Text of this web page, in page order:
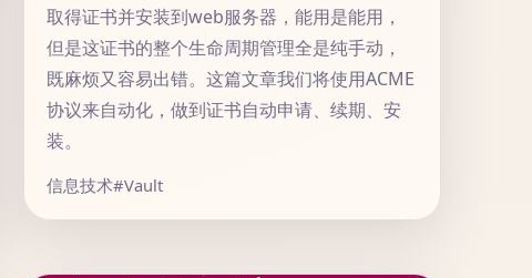
取得证书并安装到web服务器，能用是能用，
但是这证书的整个生命周期管理全是纯手动，
既麻烦又容易出错。这篇文章我们将使用ACME
协议来自动化，做到证书自动申请、续期、安
装。
信息技术#Vault